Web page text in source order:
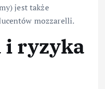
jest także
mozzarelli.
i ryzyka